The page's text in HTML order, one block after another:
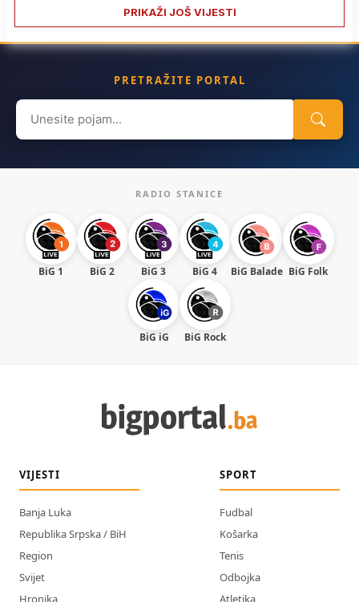
PRIKAŽI JOŠ VIJESTI
PRETRAŽITE PORTAL
Search
for:
RADIO STANICE
BiG 1 BiG 2 BiG 3 BiG 4 BiG Balade BiG Folk
BiG iG BiG Rock
VIJESTI
Banja Luka
Republika Srpska / BiH
Region
Svijet
Hronika
SPORT
Fudbal
Košarka
Tenis
Odbojka
Atletika